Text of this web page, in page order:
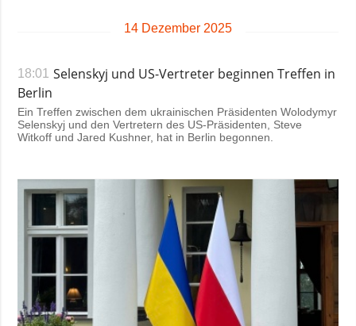
14 Dezember 2025
18:01
Selenskyj und US-Vertreter beginnen Treffen in
Berlin
Ein Treffen zwischen dem ukrainischen Präsidenten Wolodymyr
Selenskyj und den Vertretern des US-Präsidenten, Steve
Witkoff und Jared Kushner, hat in Berlin begonnen.